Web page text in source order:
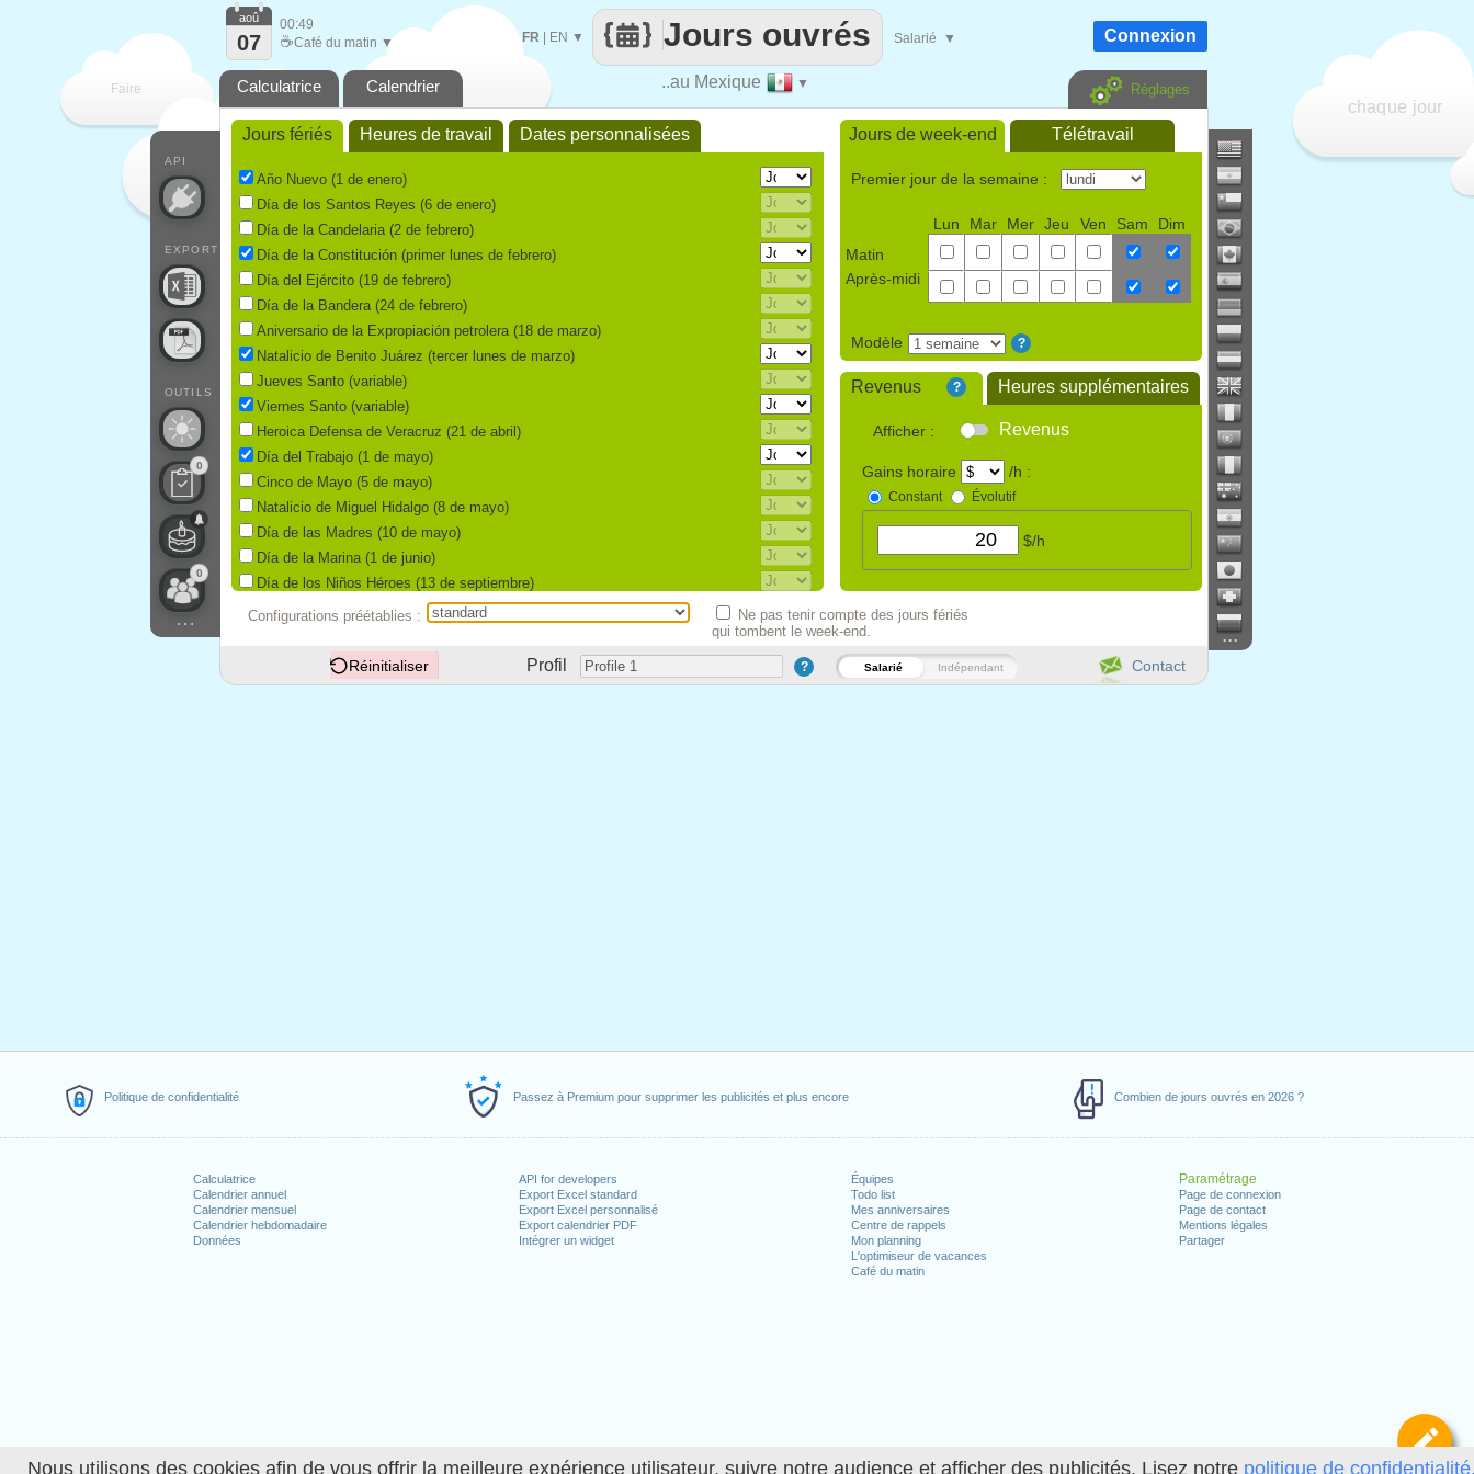
Nous utilisons des cookies afin de vous offrir la meilleure expérience utilisateur, suivre notre audience et afficher des publicités. Lisez notre politique de
Politique de confidentialité Passez à Premium pour supprimer les publicités et plus encore Combien de jours ouvrés en 2026 ?
Calculatrice
Calendrier annuel
Calendrier mensuel
Calendrier hebdomadaire
Données
API for developers
Export Excel standard
Export Excel personnalisé
Export calendrier PDF
Intégrer un widget
Équipes
Todo list
Mes anniversaires
Centre de rappels
Mon planning
L'optimiseur de vacances
Café du matin
Paramétrage
Page de connexion
Page de contact
Mentions légales
Partager
Faire
chaque jour
..au Mexique ▼
Jours ouvrés
FR EN ▼ Salarié ▼
API
EXPORT
OUTILS
0
0
...
aoû
07
00:49
☕Café du matin ▼ Connexion
Calculatrice Calendrier Réglages
...
Contact
Télétravail
Jours de week-end
Premier jour de la semaine :
Matin
Après-midi
Lun Mar Mer Jeu Ven Sam Dim
Modèle ?
Revenus ?
Afficher : Revenus
Gains horaire /h :
Constant Évolutif
$/h
Heures supplémentaires
Réinitialiser Profil ? Salarié Indépendant
Jours fériés Heures de travail Dates personnalisées
Año Nuevo (1 de enero)
Día de los Santos Reyes (6 de enero)
Día de la Candelaria (2 de febrero)
Día de la Constitución (primer lunes de febrero)
Día del Ejército (19 de febrero)
Día de la Bandera (24 de febrero)
Aniversario de la Expropiación petrolera (18 de marzo)
Natalicio de Benito Juárez (tercer lunes de marzo)
Jueves Santo (variable)
Viernes Santo (variable)
Heroica Defensa de Veracruz (21 de abril)
Día del Trabajo (1 de mayo)
Cinco de Mayo (5 de mayo)
Natalicio de Miguel Hidalgo (8 de mayo)
Día de las Madres (10 de mayo)
Día de la Marina (1 de junio)
Día de los Niños Héroes (13 de septiembre)
Grito de Dolores (15 de septiembre)
Consumación de la Independencia (27 de septiembre)
Natalicio de José Ma. Morelos y Pavón (30 de septiembre)
Configurations préétablies :
Ne pas tenir compte des jours fériés
qui tombent le week-end.